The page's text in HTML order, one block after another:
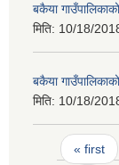
बकैया
मिति: 10/18/
बकैया
मिति: 10/18/
Pages
« first